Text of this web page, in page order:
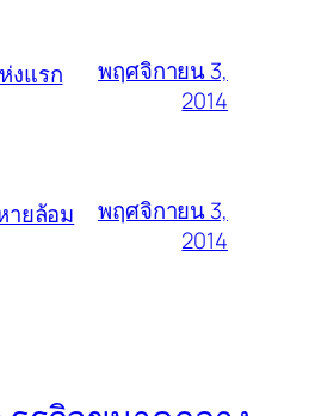
งแรก
พฤศจิกายน 3,
2014
ายล้อม
พฤศจิกายน 3,
2014